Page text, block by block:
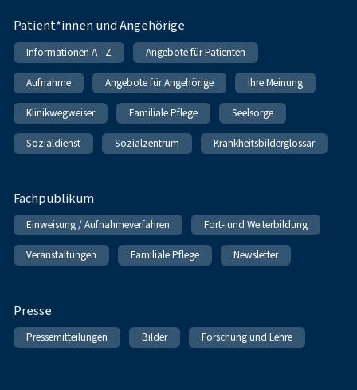
Patient*innen und Angehörige
Informationen A - Z Angebote für Patienten
Aufnahme Angebote für Angehörige Ihre Meinung
Klinikwegweiser Familiale Pflege Seelsorge
Sozialdienst Sozialzentrum Krankheitsbilderglossar
Fachpublikum
Einweisung / Aufnahmeverfahren Fort- und Weiterbildung
Veranstaltungen Familiale Pflege Newsletter
Presse
Pressemitteilungen Bilder Forschung und Lehre